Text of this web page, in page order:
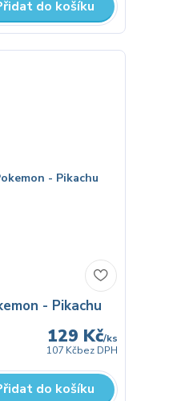
do košíku
- Pikachu
129 Kč/ks
107 Kčbez DPH
do košíku